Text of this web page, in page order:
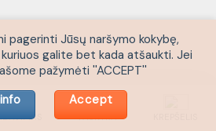
PASKYRA
pagerinti Jūsų naršymo kokybę,
galite bet kada atšaukti. Jei
pažymėti ''ACCEPT''
Accept